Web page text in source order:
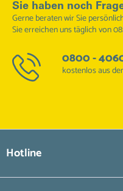
Sie haben noch
Gerne beraten wir Sie
Sie erreichen uns täglich von
0800 -
kostenlos aus
Hotline